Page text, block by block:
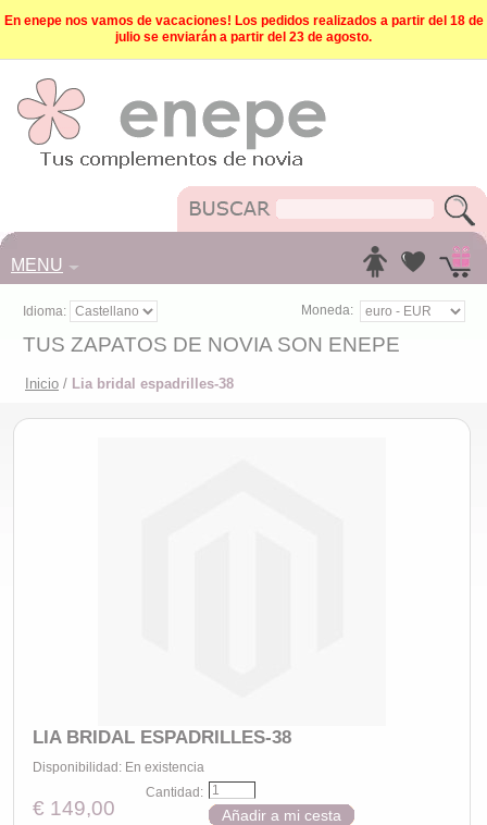
En enepe nos vamos de vacaciones! Los pedidos realizados a partir del 18 de
julio se enviarán a partir del 23 de agosto.
MENU
Idioma: Moneda:
TUS ZAPATOS DE NOVIA SON ENEPE
Inicio / Lia bridal espadrilles-38
LIA BRIDAL ESPADRILLES-38
Disponibilidad: En existencia
€ 149,00
Cantidad:
Añadir a mi cesta